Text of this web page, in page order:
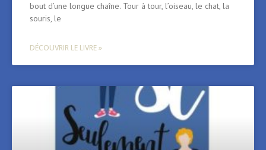
bout d’une longue chaîne. Tour à tour, l’oiseau, le chat, la
souris, le
DÉCOUVRIR LE LIVRE »